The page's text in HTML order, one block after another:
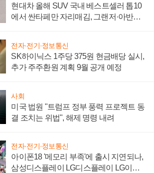
현대차 올해 SUV 국내 베스트셀러 톱10
에서 싼타페만 자리매김, 그랜저·아반떼
전자·전기·정보통신
SK하이닉스 1주당 375원 현금배당 실시,
추가 주주환원 계획 9월 공개 예정
사회
미국 법원 "트럼프 정부 풍력 프로젝트 동
결 조치는 위법", 해제 명령 내려
전자·전기·정보통신
아이폰18 '메모리 부족'에 출시 지연되나,
삼성디스플레이 LG디스플레이 LG이노